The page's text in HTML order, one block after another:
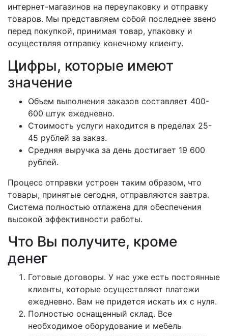
интернет-магазинов на переупаковку и отправку
товаров. Мы представляем собой последнее звено
перед покупкой, принимая товар, упаковку и
осуществляя отправку конечному клиенту.
Цифры, которые имеют
значение
Объем выполнения заказов составляет 400-
600 штук ежедневно.
Стоимость услуги находится в пределах 25-
45 рублей за заказ.
Средняя выручка за день достигает 19 600
рублей.
Процесс отправки устроен таким образом, что
товары, принятые сегодня, отправляются завтра.
Система полностью отлажена для обеспечения
высокой эффективности работы.
Что Вы получите, кроме
денег
Готовые договоры. У нас уже есть постоянные
клиенты, которые осуществляют платежи
ежедневно. Вам не придется искать их с нуля.
Полностью оснащенный склад. Все
необходимое оборудование и мебель